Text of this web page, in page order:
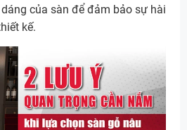
của sàn để đảm bảo sự hài
kế.